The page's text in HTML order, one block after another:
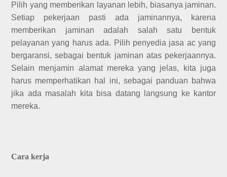
Pilih yang memberikan layanan lebih, biasanya jaminan.
Setiap pekerjaan pasti ada jaminannya, karena
memberikan jaminan adalah salah satu bentuk
pelayanan yang harus ada. Pilih penyedia jasa ac yang
bergaransi, sebagai bentuk jaminan atas pekerjaannya.
Selain menjamin alamat mereka yang jelas, kita juga
harus memperhatikan hal ini, sebagai panduan bahwa
jika ada masalah kita bisa datang langsung ke kantor
mereka.
Cara kerja